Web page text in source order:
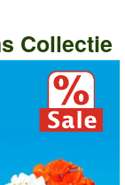
Collectie